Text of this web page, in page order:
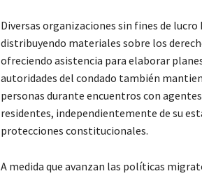
Diversas organizaciones sin fines de
distribuyendo materiales sobre los
ofreciendo asistencia para elaborar
autoridades del condado también
personas durante encuentros con
residentes, independientemente de su
protecciones constitucionales.
A medida que avanzan las políticas